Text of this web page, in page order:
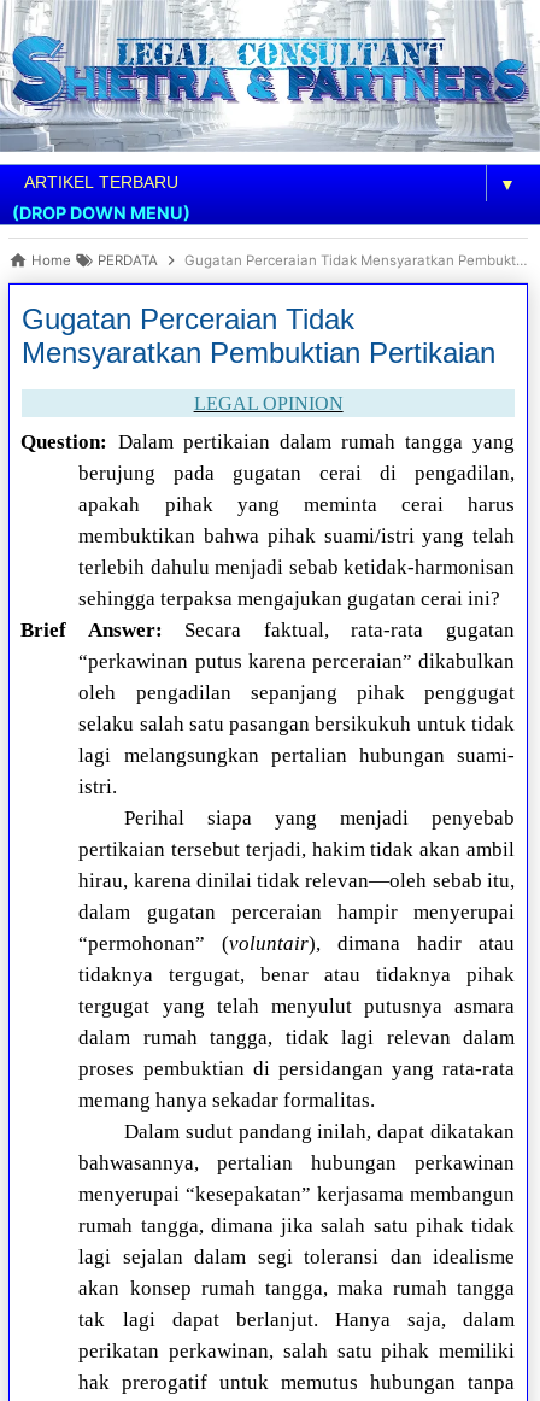
▼
(DROP DOWN MENU)
Home PERDATA Gugatan Perceraian Tidak Mensyaratkan Pembuktian Pertikaian
Gugatan Perceraian Tidak
Mensyaratkan Pembuktian Pertikaian
LEGAL OPINION
Question: Dalam pertikaian dalam rumah tangga yang
berujung pada gugatan cerai di pengadilan,
apakah pihak yang meminta cerai harus
membuktikan bahwa pihak suami/istri yang telah
terlebih dahulu menjadi sebab ketidak-harmonisan
sehingga terpaksa mengajukan gugatan cerai ini?
Brief Answer: Secara faktual, rata-rata gugatan
“perkawinan putus karena perceraian” dikabulkan
oleh pengadilan sepanjang pihak penggugat
selaku salah satu pasangan bersikukuh untuk tidak
lagi melangsungkan pertalian hubungan suami-
istri.
Perihal siapa yang menjadi penyebab
pertikaian tersebut terjadi, hakim tidak akan ambil
hirau, karena dinilai tidak relevan—oleh sebab itu,
dalam gugatan perceraian hampir menyerupai
“permohonan” (voluntair), dimana hadir atau
tidaknya tergugat, benar atau tidaknya pihak
tergugat yang telah menyulut putusnya asmara
dalam rumah tangga, tidak lagi relevan dalam
proses pembuktian di persidangan yang rata-rata
memang hanya sekadar formalitas.
Dalam sudut pandang inilah, dapat dikatakan
bahwasannya, pertalian hubungan perkawinan
menyerupai “kesepakatan” kerjasama membangun
rumah tangga, dimana jika salah satu pihak tidak
lagi sejalan dalam segi toleransi dan idealisme
akan konsep rumah tangga, maka rumah tangga
tak lagi dapat berlanjut. Hanya saja, dalam
perikatan perkawinan, salah satu pihak memiliki
hak prerogatif untuk memutus hubungan tanpa